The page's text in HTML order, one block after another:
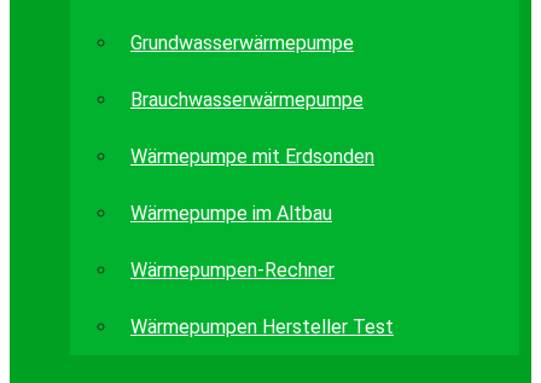
Grundwasserwärmepumpe
Brauchwasserwärmepumpe
Wärmepumpe mit Erdsonden
Wärmepumpe im Altbau
Wärmepumpen-Rechner
Wärmepumpen Hersteller Test